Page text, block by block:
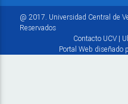
@ 2017. Universidad Central de
Reservados
Contacto UCV|
Portal Web diseñado